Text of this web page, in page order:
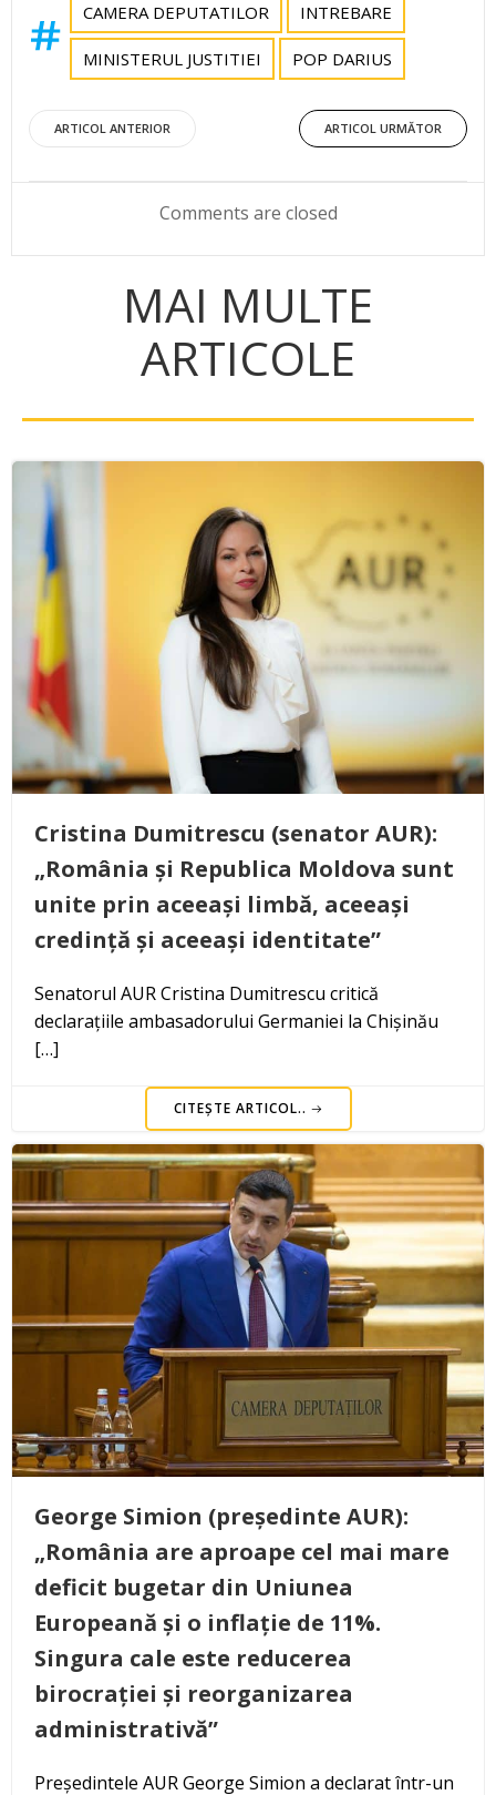
CAMERA DEPUTATILOR INTREBARE
MINISTERUL JUSTITIEI POP DARIUS
Post
navigation
ARTICOL ANTERIOR
Post
navigation
ARTICOL URMĂTOR
Comments are closed
MAI MULTE
ARTICOLE
Cristina Dumitrescu (senator AUR):
„România și Republica Moldova sunt
unite prin aceeași limbă, aceeași
credință și aceeași identitate”
Senatorul AUR Cristina Dumitrescu critică
declarațiile ambasadorului Germaniei la Chișinău
[…]
CITEȘTE ARTICOL..
George Simion (președinte AUR):
„România are aproape cel mai mare
deficit bugetar din Uniunea
Europeană și o inflație de 11%.
Singura cale este reducerea
birocrației și reorganizarea
administrativă”
Președintele AUR George Simion a declarat într-un